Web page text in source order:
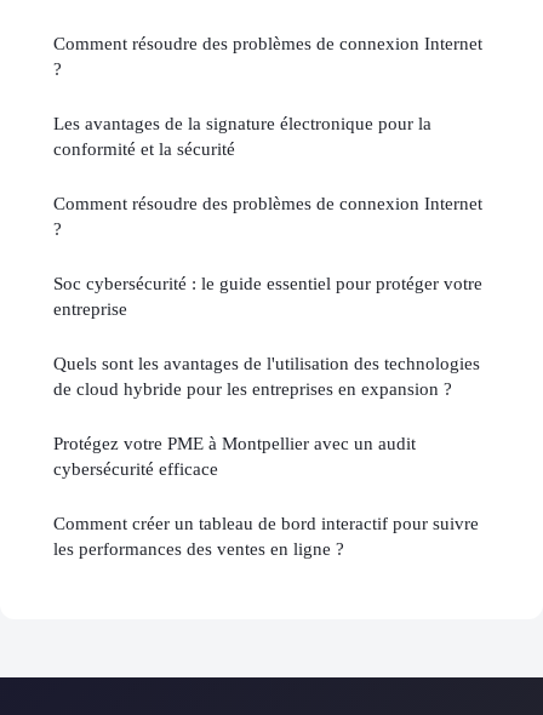
Comment résoudre des problèmes de connexion Internet
?
Les avantages de la signature électronique pour la
conformité et la sécurité
Comment résoudre des problèmes de connexion Internet
?
Soc cybersécurité : le guide essentiel pour protéger votre
entreprise
Quels sont les avantages de l'utilisation des technologies
de cloud hybride pour les entreprises en expansion ?
Protégez votre PME à Montpellier avec un audit
cybersécurité efficace
Comment créer un tableau de bord interactif pour suivre
les performances des ventes en ligne ?